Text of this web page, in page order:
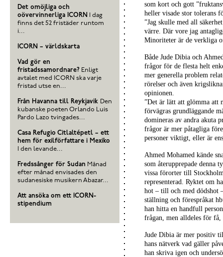
som kort och gott
heller visade stor tolerans
”Jag skulle med all
värre. Där vore jag
Minoriteter är de verkliga
Både Jude Dibia och
frågor för de flesta helt
mer generella problem
rörelser och även
opinionen.
”Det är lätt att glömma att
förvägras grundläggande
domineras av andra akuta
frågor är mer påtagliga
personer viktigt, eller är
Ahmed Mohamed kände
som återupprepade denna
vissa förorter till
representerad. Ryktet om
hot – till och med dödshot
ställning och förespråkat
han hitta en handfull
frågan, men alldeles för få,
Jude Dibia är mer positiv
hans nätverk vad gäller
han skriva igen och
Det omöjliga och
oövervinnerliga ICORN
I dag
finns det 52 fristäder runtom
i...
ICORN – världskarta
Vad gör en
fristadssamordnare? Enligt
avtalet med ICORN ska varje
fristad utse en...
Från Havanna till Reykjavik Den
kubanske poeten Orlando Luis
Pardo Lazo tvingades...
Casa Refugio Citlaltépetl – ett
hem för exilförfattare i Mexiko
I den levande...
Fredssånger för Sudan Månad
efter månad envisades den
sudanesiske musikern Abazar...
Att ansöka om ett ICORN-
stipendium